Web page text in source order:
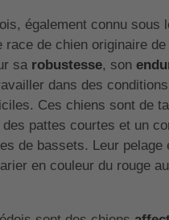
également connu sous
race de chien originaire de
sa robustesse, son
dans des conditions
Ces chiens sont de
pattes courtes et un
de bassets. Leur pelage
en couleur du rouge